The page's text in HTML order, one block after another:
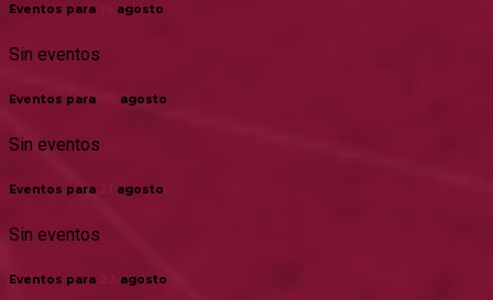
Eventos para agosto
Sin eventos
Eventos para agosto
Sin eventos
Eventos para agosto
Sin eventos
Eventos para agosto